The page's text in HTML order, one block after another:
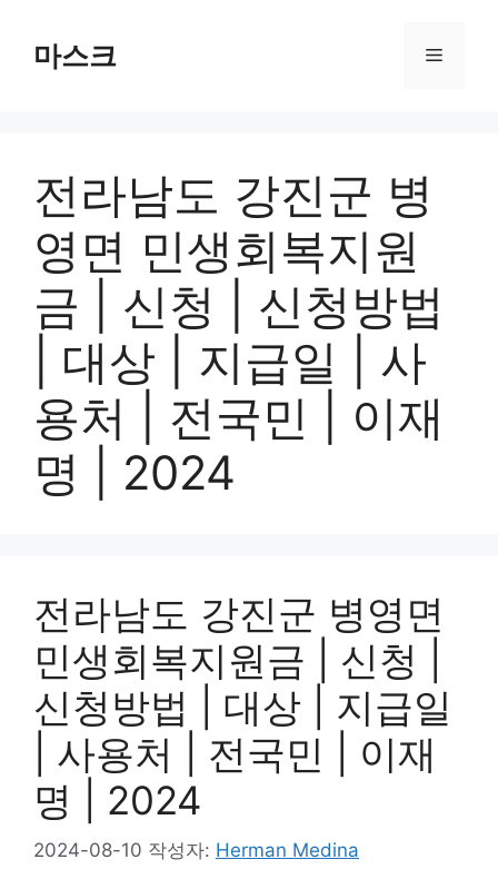
마스크 메
전라남도 강진군 병
영면 민생회복지원
금 | 신청 | 신청방법
| 대상 | 지급일 | 사
용처 | 전국민 | 이재
명 | 2024
전라남도 강진군 병영면
민생회복지원금 | 신청 |
신청방법 | 대상 | 지급일
| 사용처 | 전국민 | 이재
명 | 2024
2024-08-10 작성자: Herman Medina